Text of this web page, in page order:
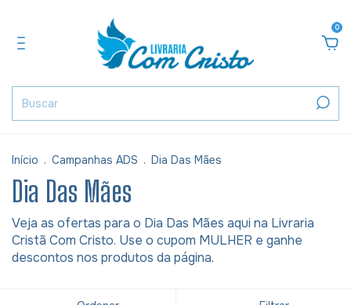
0
Início . Campanhas ADS . Dia Das Mães
Dia Das Mães
Veja as ofertas para o Dia Das Mães aqui na Livraria
Cristã Com Cristo. Use o cupom MULHER e ganhe
descontos nos produtos da página.